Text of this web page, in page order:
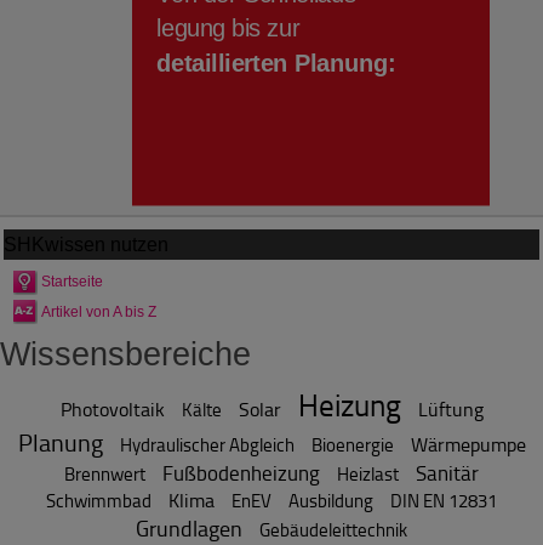
SHKwissen nutzen
Startseite
Artikel von A bis Z
Wissensbereiche
Photovoltaik Kälte Solar Heizung Lüftung
Planung Hydraulischer Abgleich Bioenergie Wärmepumpe
Brennwert Fußbodenheizung Heizlast Sanitär
Schwimmbad Klima EnEV Ausbildung DIN EN 12831
Grundlagen Gebäudeleittechnik